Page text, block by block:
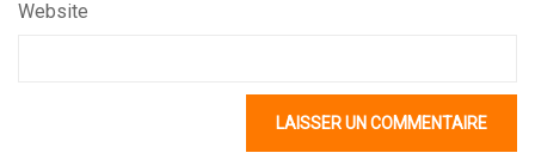
Website